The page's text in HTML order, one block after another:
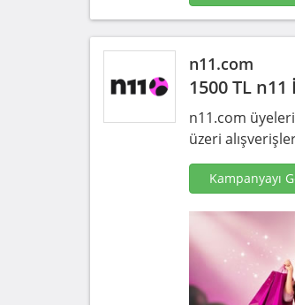
n11.com
1500 TL
n11.com
üzeri
Kampanyayı